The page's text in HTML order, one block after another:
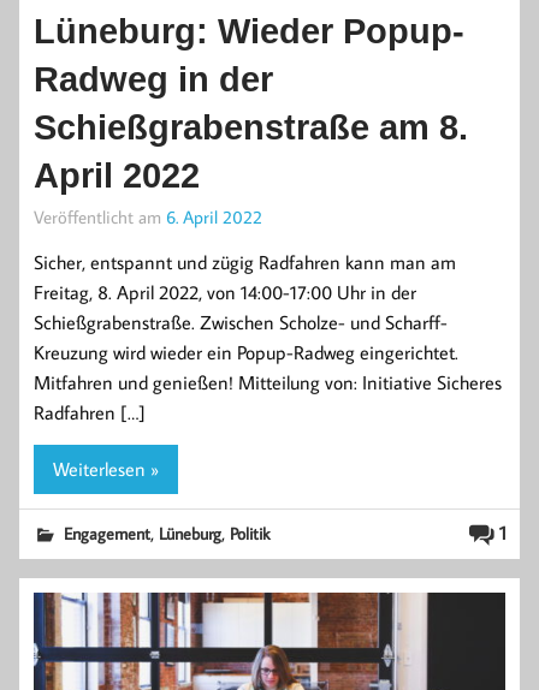
Lüneburg: Wieder Popup-
Radweg in der
Schießgrabenstraße am 8.
April 2022
Veröffentlicht am 6. April 2022
Sicher, entspannt und zügig Radfahren kann man am
Freitag, 8. April 2022, von 14:00-17:00 Uhr in der
Schießgrabenstraße. Zwischen Scholze- und Scharff-
Kreuzung wird wieder ein Popup-Radweg eingerichtet.
Mitfahren und genießen! Mitteilung von: Initiative Sicheres
Radfahren […]
Weiterlesen »
1
Engagement, Lüneburg, Politik